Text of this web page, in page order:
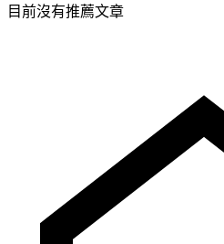
目前沒有推薦文章